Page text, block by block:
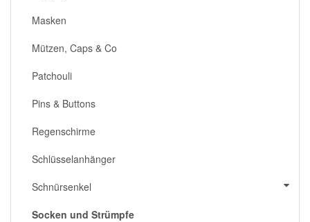
Masken
Mützen, Caps & Co
Patchouli
Pins & Buttons
Regenschirme
Schlüsselanhänger
Schnürsenkel
Socken und Strümpfe